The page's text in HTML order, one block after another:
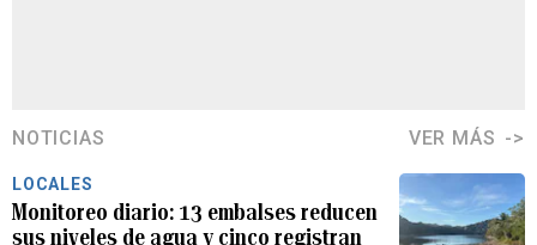
NOTICIAS VER MÁS
LOCALES
Monitoreo diario: 13 embalses reducen
sus niveles de agua y cinco registran